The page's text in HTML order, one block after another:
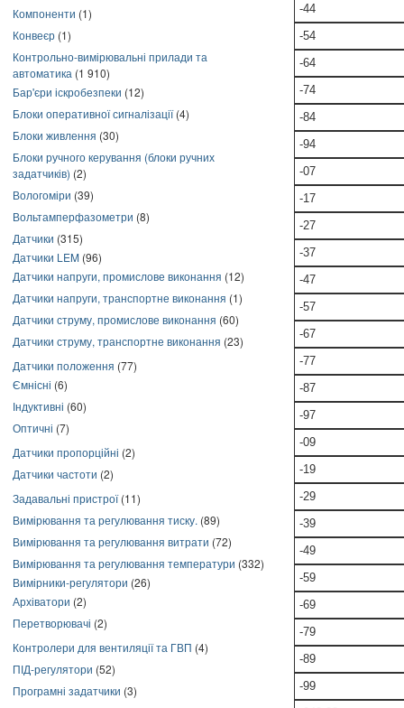
Компоненти (1)
Конвеєр (1)
Контрольно-вимірювальні прилади та
автоматика (1 910)
Бар'єри іскробезпеки (12)
Блоки оперативної сигналізації(4)
Блоки живлення (30)
Блоки ручного керування (блоки ручних
задатчиків) (2)
Вологоміри (39)
Вольтамперфазометри (8)
Датчики (315)
Датчики LEM (96)
Датчики напруги, промислове виконання (12)
Датчики напруги, транспортне виконання (1)
Датчики струму, промислове виконання (60)
Датчики струму, транспортне виконання (23)
Датчики положення (77)
Ємнісні (6)
Індуктивні (60)
Оптичні (7)
Датчики пропорційні (2)
Датчики частоти (2)
Задавальні пристрої(11)
Вимірювання та регулювання тиску. (89)
Вимірювання та регулювання витрати (72)
Вимірювання та регулювання температури (332)
Вимірники-регулятори (26)
Архіватори (2)
Перетворювачі (2)
Контролери для вентиляції та ГВП (4)
ПІД-регулятори (52)
Програмні задатчики (3)
-44
-54
-64
-74
-84
-94
-07
-17
-27
-37
-47
-57
-67
-77
-87
-97
-09
-19
-29
-39
-49
-59
-69
-79
-89
-99